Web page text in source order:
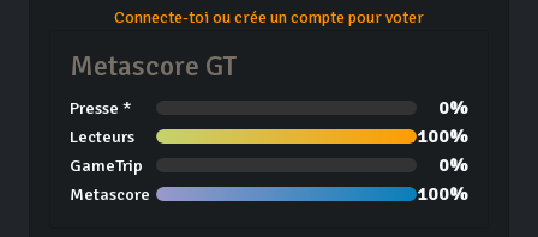
Connecte-toi ou crée un compte pour voter
Metascore GT
Presse * 0%
Lecteurs 100%
GameTrip 0%
Metascore 100%